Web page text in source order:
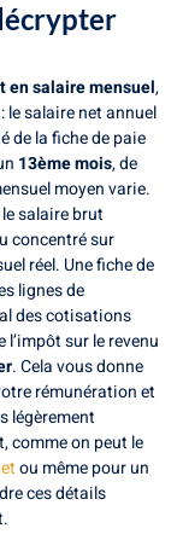
en salaire mensuel,
le salaire net annuel
de la fiche de paie
13ème mois, de
moyen varie.
salaire brut
concentré sur
réel. Une fiche de
lignes de
des cotisations
sur le revenu
. Cela vous donne
rémunération et
légèrement
comme on peut le
ou même pour un
ces détails